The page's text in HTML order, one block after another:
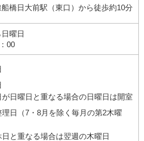
橋日大前駅（東口）から徒歩約10分
曜日
00
日曜日と重なる場合の日曜日は開室
理日（7・8月を除く毎月の第2木曜
と重なる場合は翌週の木曜日